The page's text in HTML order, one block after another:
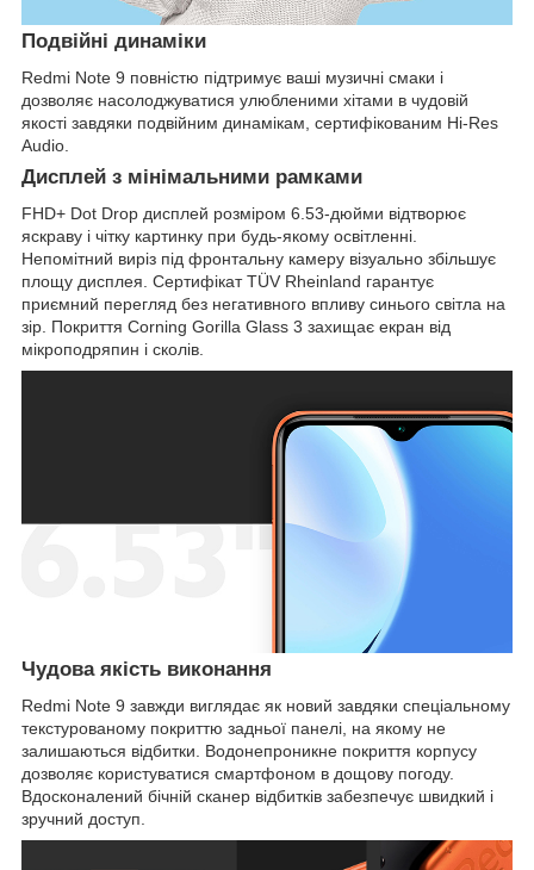
Подвійні динаміки
Redmi Note 9 повністю підтримує ваші музичні смаки і
дозволяє насолоджуватися улюбленими хітами в чудовій
якості завдяки подвійним динамікам, сертифікованим Hi-Res
Audio.
Дисплей з мінімальними рамками
FHD+ Dot Drop дисплей розміром 6.53-дюйми відтворює
яскраву і чітку картинку при будь-якому освітленні.
Непомітний виріз під фронтальну камеру візуально збільшує
площу дисплея. Сертифікат TÜV Rheinland гарантує
приємний перегляд без негативного впливу синього світла на
зір. Покриття Corning Gorilla Glass 3 захищає екран від
мікроподряпин і сколів.
Чудова якість виконання
Redmi Note 9 завжди виглядає як новий завдяки спеціальному
текстурованому покриттю задньої панелі, на якому не
залишаються відбитки. Водонепроникне покриття корпусу
дозволяє користуватися смартфоном в дощову погоду.
Вдосконалений бічній сканер відбитків забезпечує швидкий і
зручний доступ.